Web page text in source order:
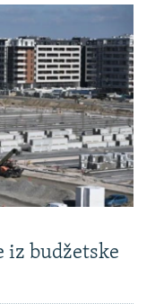
iz budžetske